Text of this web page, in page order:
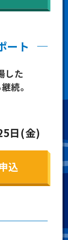
ート
した
続。
日(金)
込